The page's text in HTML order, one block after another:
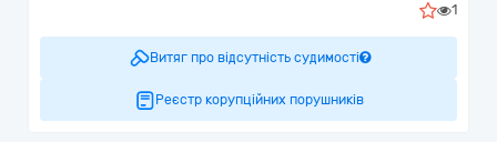
1
Витяг про відсутність судимості
Реєстр корупційних порушників